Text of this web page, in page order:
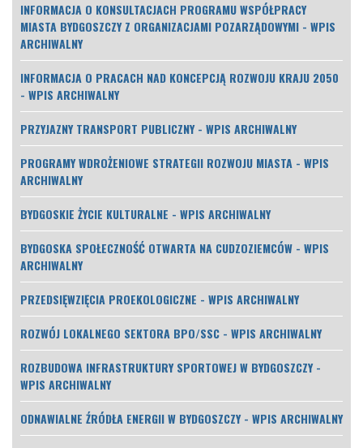
INFORMACJA O KONSULTACJACH PROGRAMU WSPÓŁPRACY
MIASTA BYDGOSZCZY Z ORGANIZACJAMI POZARZĄDOWYMI - WPIS
ARCHIWALNY
INFORMACJA O PRACACH NAD KONCEPCJĄ ROZWOJU KRAJU 2050
- WPIS ARCHIWALNY
PRZYJAZNY TRANSPORT PUBLICZNY - WPIS ARCHIWALNY
PROGRAMY WDROŻENIOWE STRATEGII ROZWOJU MIASTA - WPIS
ARCHIWALNY
BYDGOSKIE ŻYCIE KULTURALNE - WPIS ARCHIWALNY
BYDGOSKA SPOŁECZNOŚĆ OTWARTA NA CUDZOZIEMCÓW - WPIS
ARCHIWALNY
PRZEDSIĘWZIĘCIA PROEKOLOGICZNE - WPIS ARCHIWALNY
ROZWÓJ LOKALNEGO SEKTORA BPO/SSC - WPIS ARCHIWALNY
ROZBUDOWA INFRASTRUKTURY SPORTOWEJ W BYDGOSZCZY -
WPIS ARCHIWALNY
ODNAWIALNE ŹRÓDŁA ENERGII W BYDGOSZCZY - WPIS ARCHIWALNY